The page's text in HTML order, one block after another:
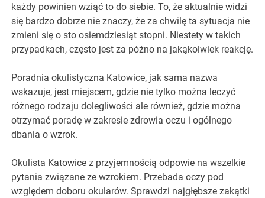
każdy powinien wziąć to do siebie. To, że aktualnie widzi
się bardzo dobrze nie znaczy, że za chwilę ta sytuacja nie
zmieni się o sto osiemdziesiąt stopni. Niestety w takich
przypadkach, często jest za późno na jakąkolwiek reakcję.
Poradnia okulistyczna Katowice, jak sama nazwa
wskazuje, jest miejscem, gdzie nie tylko można leczyć
różnego rodzaju dolegliwości ale również, gdzie można
otrzymać poradę w zakresie zdrowia oczu i ogólnego
dbania o wzrok.
Okulista Katowice z przyjemnością odpowie na wszelkie
pytania związane ze wzrokiem. Przebada oczy pod
względem doboru okularów. Sprawdzi najgłębsze zakątki